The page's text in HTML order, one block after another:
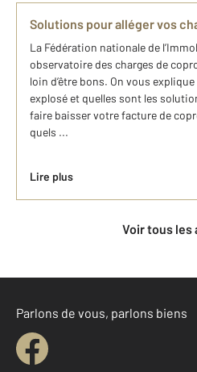
Solutions pour alléger vos
La Fédération nationale de
observatoire des charges de
loin d’être bons. On vous
explosé et quelles sont les
faire baisser votre facture de
quels ...
Lire plus
Voir tous
Parlons de vous, parlons biens